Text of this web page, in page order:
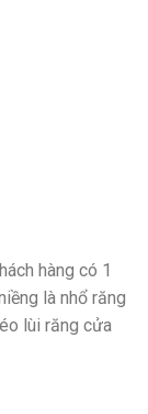
hàng có 1
là nhổ răng
lùi răng cửa